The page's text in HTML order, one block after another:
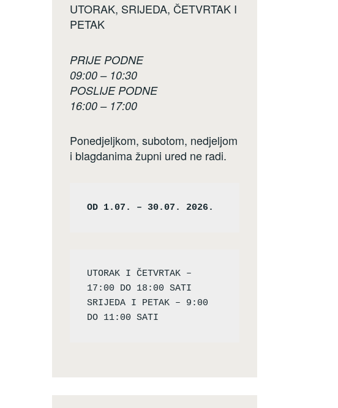
UTORAK, SRIJEDA, ČETVRTAK I
PETAK
PRIJE PODNE
09:00 – 10:30
POSLIJE PODNE
16:00 – 17:00
Ponedjeljkom, subotom, nedjeljom
i blagdanima župni ured ne radi.
OD 1.07. – 30.07. 2026.
UTORAK I ČETVRTAK –
17:00 DO 18:00 SATI
SRIJEDA I PETAK – 9:00